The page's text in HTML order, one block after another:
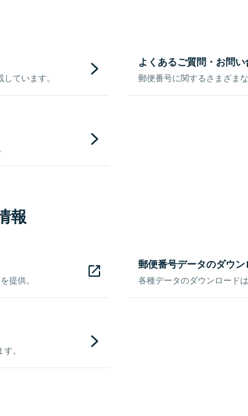
ています。
よくあるご質問・お問
郵便番号に関するさまざま
報
提供。
郵便番号データのダウン
各種データのダウンロード
。